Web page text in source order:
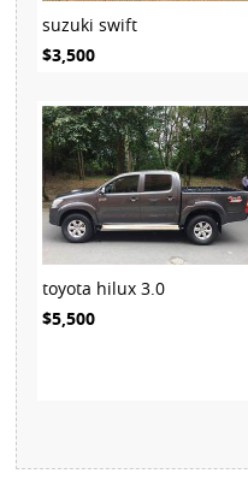
suzuki swift
$3,500
toyota hilux 3.0
$5,500